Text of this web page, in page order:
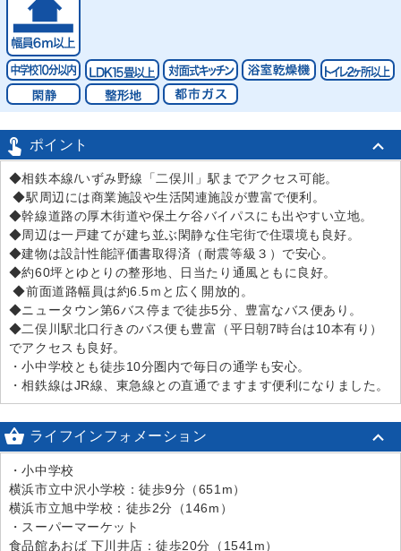
 ポイント
◆相鉄本線/いずみ野線「二俣川」駅までアクセス可能。
◆駅周辺には商業施設や生活関連施設が豊富で便利。
◆幹線道路の厚木街道や保土ケ谷バイパスにも出やすい立地。
◆周辺は一戸建てが建ち並ぶ閑静な住宅街で住環境も良好。
◆建物は設計性能評価書取得済（耐震等級３）で安心。
◆約60坪とゆとりの整形地、日当たり通風ともに良好。
◆前面道路幅員は約6.5ｍと広く開放的。
◆ニュータウン第6バス停まで徒歩5分、豊富なバス便あり。
◆二俣川駅北口行きのバス便も豊富（平日朝7時台は10本有り）
でアクセスも良好。
・小中学校とも徒歩10分圏内で毎日の通学も安心。
・相鉄線はJR線、東急線との直通でますます便利になりました。
 ライフインフォメーション
・小中学校
横浜市立中沢小学校：徒歩9分（651m）
横浜市立旭中学校：徒歩2分（146m）
・スーパーマーケット
食品館あおば 下川井店：徒歩20分（1541m）